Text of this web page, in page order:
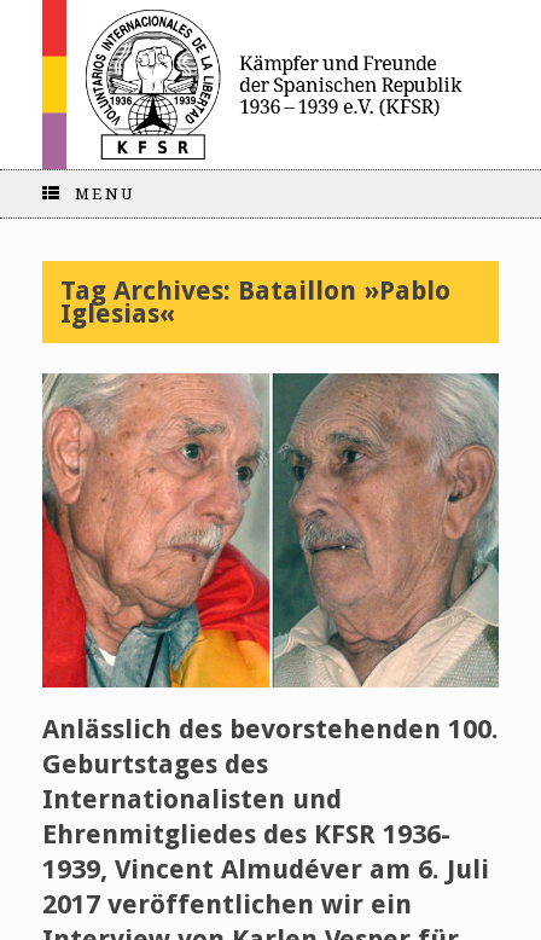
MENU
Tag Archives: Bataillon »Pablo
Iglesias«
Anlässlich des bevorstehenden 100.
Geburtstages des
Internationalisten und
Ehrenmitgliedes des KFSR 1936-
1939, Vincent Almudéver am 6. Juli
2017 veröffentlichen wir ein